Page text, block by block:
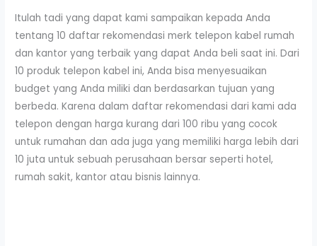
Itulah tadi yang dapat kami sampaikan kepada Anda
tentang 10 daftar rekomendasi merk telepon kabel rumah
dan kantor yang terbaik yang dapat Anda beli saat ini. Dari
10 produk telepon kabel ini, Anda bisa menyesuaikan
budget yang Anda miliki dan berdasarkan tujuan yang
berbeda. Karena dalam daftar rekomendasi dari kami ada
telepon dengan harga kurang dari 100 ribu yang cocok
untuk rumahan dan ada juga yang memiliki harga lebih dari
10 juta untuk sebuah perusahaan bersar seperti hotel,
rumah sakit, kantor atau bisnis lainnya.